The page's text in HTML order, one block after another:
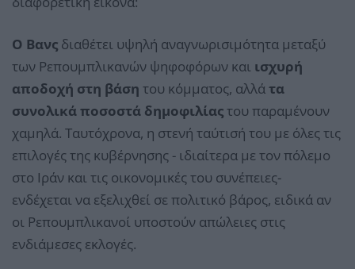
Ο Βανς διαθέτει υψηλή αναγνωρισιμότητα μεταξύ
των Ρεπουμπλικανών ψηφοφόρων και ισχυρή
αποδοχή στη βάση του κόμματος, αλλάτα
συνολικά ποσοστά δημοφιλίαςτου παραμένουν
χαμηλά. Ταυτόχρονα, η στενή ταύτισή του με όλες τις
επιλογές της κυβέρνησης - ιδιαίτερα με τον πόλεμο
στο Ιράν και τις οικονομικές του συνέπειες-
ενδέχεται να εξελιχθεί σε πολιτικό βάρος, ειδικά αν
οι Ρεπουμπλικανοί υποστούν απώλειες στις
ενδιάμεσες εκλογές.